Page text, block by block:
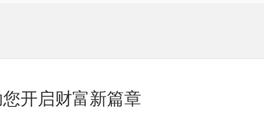
开启财富新篇章